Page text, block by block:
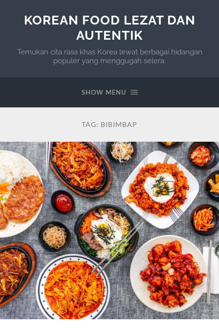
KOREAN FOOD LEZAT DAN
AUTENTIK
Temukan cita rasa khas Korea lewat berbagai hidangan
populer yang menggugah selera.
SHOW MENU
TAG: BIBIMBAP